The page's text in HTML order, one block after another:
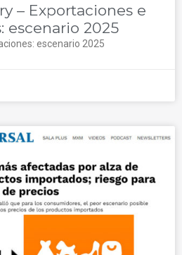
– Exportaciones e
escenario 2025
escenario 2025